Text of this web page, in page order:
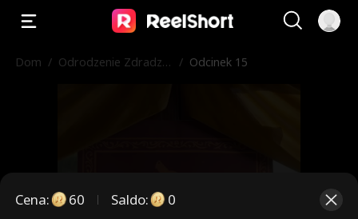
Dom / Odrodzenie Zdradzo
/ Odcinek 15
Cena: 60 Saldo: 0